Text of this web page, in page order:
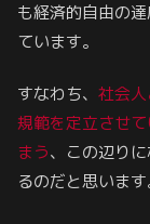
も経済的自由の
ています。
すなわち、 社会
規範を定立させ
まう、この辺り
るのだと思います